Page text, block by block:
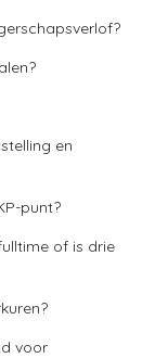
en
punt?
of is drie
voor